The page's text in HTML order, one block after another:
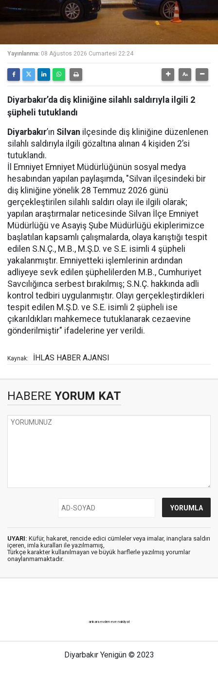
Yayınlanma: 08 Ağustos 2026 Cumartesi 22:24
Diyarbakır’da diş kliniğine silahlı saldırıyla ilgili 2
şüpheli tutuklandı
Diyarbakır’ın Silvan ilçesinde diş kliniğine düzenlenen
silahlı saldırıyla ilgili gözaltına alınan 4 kişiden 2’si
tutuklandı.
İl Emniyet Emniyet Müdürlüğünün sosyal medya
hesabından yapılan paylaşımda, "Silvan ilçesindeki bir
diş kliniğine yönelik 28 Temmuz 2026 günü
gerçekleştirilen silahlı saldırı olayı ile ilgili olarak;
yapılan araştırmalar neticesinde Silvan İlçe Emniyet
Müdürlüğü ve Asayiş Şube Müdürlüğü ekiplerimizce
başlatılan kapsamlı çalışmalarda, olaya karıştığı tespit
edilen S.N.Ç., M.B., M.Ş.D. ve S.E. isimli 4 şüpheli
yakalanmıştır. Emniyetteki işlemlerinin ardından
adliyeye sevk edilen şüphelilerden M.B., Cumhuriyet
Savcılığınca serbest bırakılmış; S.N.Ç. hakkında adli
kontrol tedbiri uygulanmıştır. Olayı gerçekleştirdikleri
tespit edilen M.Ş.D. ve S.E. isimli 2 şüpheli ise
çıkarıldıkları mahkemece tutuklanarak cezaevine
gönderilmiştir" ifadelerine yer verildi.
Kaynak: İHLAS HABER AJANSI
HABERE YORUM KAT
UYARI: Küfür, hakaret, rencide edici cümleler veya imalar, inançlara saldırı
içeren, imla kuralları ile yazılmamış,
Türkçe karakter kullanılmayan ve büyük harflerle yazılmış yorumlar
onaylanmamaktadır.
ankara evden eve nakliyat
Diyarbakır Yenigün © 2023